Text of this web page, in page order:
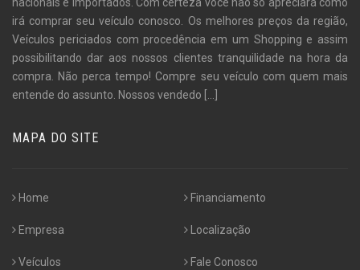
irá comprar seu veículo conosco. Os melhores preços da região,
Veículos periciados com procedência em um Shopping e assim
possibilitando dar aos nossos clientes tranquilidade na hora da
compra. Não perca tempo! Compre seu veículo com quem mais
entende do assunto. Nossos vendedo
MAPA DO SITE
Home
Empresa
Veículos
Financiamento
Localização
Fale Conosco